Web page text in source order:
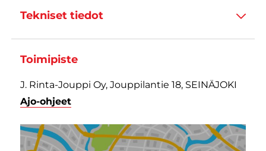
Tekniset tiedot
Toimipiste
J. Rinta-Jouppi Oy, Jouppilantie 18, SEINÄJOKI
Ajo-ohjeet